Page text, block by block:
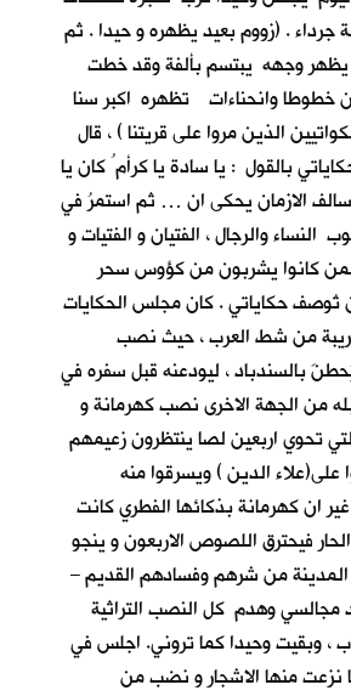
. (زووم بعيد يظهره و حيدا . ثم
وجهه يبتسم بألفة وقد خطت
خطوطا وانحناءات تظهره اكبر سنا
الذين مروا على قريتنا ) ، قال
بالقول : يا سادة يا كرأم ُ كان يا
الازمان يحكى ان … ثم استمرُ في
النساء والرجال ، الفتيان و الفتيات و
كانوا يشربون من كؤوس سحر
تُوصف حكاياتي . كان مجلس الحكايات
من شط العرب ، حيث نصب
بالسندباد ، ليودعنه قبل سفره في
من الجهة الاخرى نصب كهرمانة و
تحوي اربعين لصا ينتظرون زعيمهم
على(علاء الدين ) ويسرقوا منه
ان كهرمانة بذكائها الفطري كانت
فيحترق اللصوص الاربعون و ينجو
المدينة من شرهم وفسادهم القديم –
مجالسي وهدم كل النصب التراثية
، وبقيت وحيدا كما تروني. اجلس في
نزعت منها الاشجار و نضب من